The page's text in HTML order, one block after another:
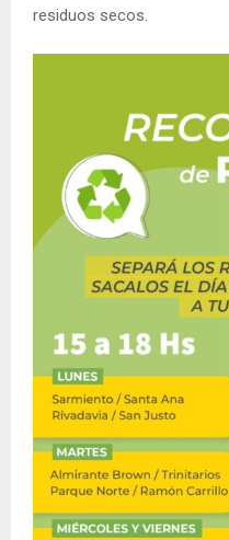
residuos secos.